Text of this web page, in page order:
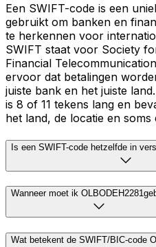
Een SWIFT-code is een
gebruikt om banken en
te herkennen voor
SWIFT staat voor Society
Financial
ervoor dat betalingen
juiste bank en het juiste
is 8 of 11 tekens lang en
het land, de locatie en soms
Is een SWIFT-code hetzelfde in
Wanneer moet ik
Wat betekent de SWIFT/BIC-code